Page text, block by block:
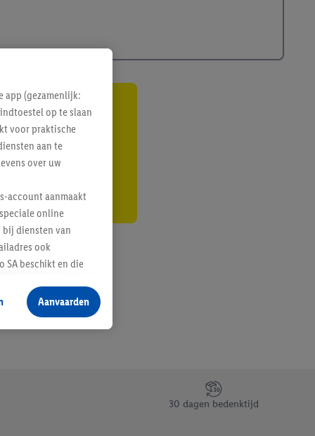
30 dagen bedenktijd
app (gezamenlijk:
op te slaan
voor praktische
aan te
over uw
account aanmaakt
online
diensten van
ook
SA beschikt en die
producten waarin
voegen, maar het
als er met behulp
Door op
informatie,
Aanvaarden